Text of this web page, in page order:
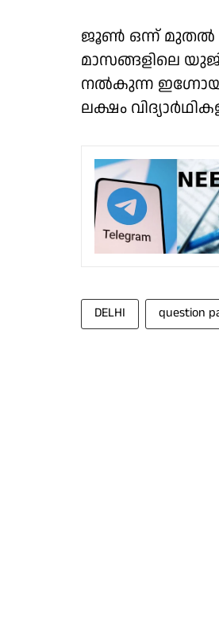
ജൂണ്‍ ഒന്ന് മുതല്‍
മാസങ്ങളിലെ
നല്‍കുന്ന
ലക്ഷം
DELHI question